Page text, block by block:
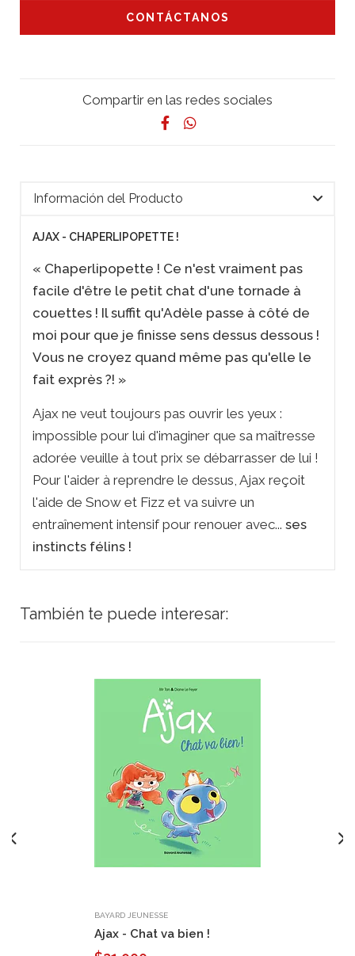
CONTÁCTANOS
Compartir en las redes sociales
Información del Producto
AJAX - CHAPERLIPOPETTE !
« Chaperlipopette ! Ce n'est vraiment pas
facile d'être le petit chat d'une tornade à
couettes ! Il suffit qu'Adèle passe à côté de
moi pour que je finisse sens dessus dessous !
Vous ne croyez quand même pas qu'elle le
fait exprès ?! »
Ajax ne veut toujours pas ouvrir les yeux :
impossible pour lui d'imaginer que sa maîtresse
adorée veuille à tout prix se débarrasser de lui !
Pour l'aider à reprendre le dessus, Ajax reçoit
l'aide de Snow et Fizz et va suivre un
entraînement intensif pour renouer avec... ses
instincts félins !
También te puede interesar:
BAYARD JEUNESSE
Ajax - Chat va bien !